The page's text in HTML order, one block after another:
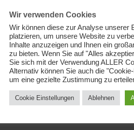
Wir verwenden Cookies
Wir können diese zur Analyse unserer
platzieren, um unsere Website zu
Inhalte anzuzeigen und Ihnen ein
zu bieten. Wenn Sie auf "Alles
Sie sich mit der Verwendung ALLER
Alternativ können Sie auch die
um eine gezielte Zustimmung zu
Cookie Einstellungen Ablehnen